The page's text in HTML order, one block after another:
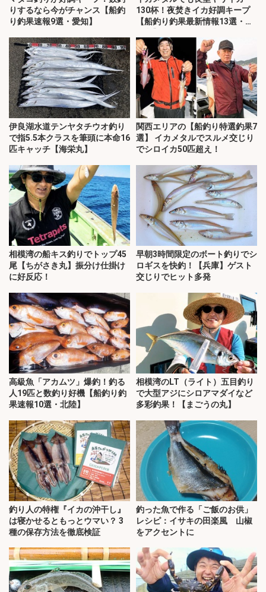
りするなら今がチャンス【船釣
り釣果速報9選・愛知】
130杯！夜焚きイカ好調キープ
【船釣り釣果最新情報13選・玄
伊良湖水道テンヤタチウオ釣り
で指5.5本クラスを筆頭に本命16
匹キャッチ【海栄丸】
関西エリアの【船釣り特選釣果7
選】 イカメタルでスルメ交じり
でシロイカ50匹超え！
相模湾の船キス釣りでトップ45
尾【ちがさき丸】振分け仕掛け
に好反応！
早朝3時間限定のボート釣りでシ
ロギスを快釣！【兵庫】ゲスト
交じりでヒット多発
高級魚「アカムツ」爆釣！釣る
人19匹と数釣り好機【船釣り釣
果速報10選・北陸】
相模湾のLT（ライト）五目釣り
で大型アジにシロアマダイなど
多彩釣果！【まごうの丸】
釣り人の特権『イカの沖干し』
は寝かせるともっとウマい？ 3
種の保存方法を徹底検証
釣った魚で作る「ご飯のお供」
レシピ：イサキの田楽風 山椒
をアクセントに